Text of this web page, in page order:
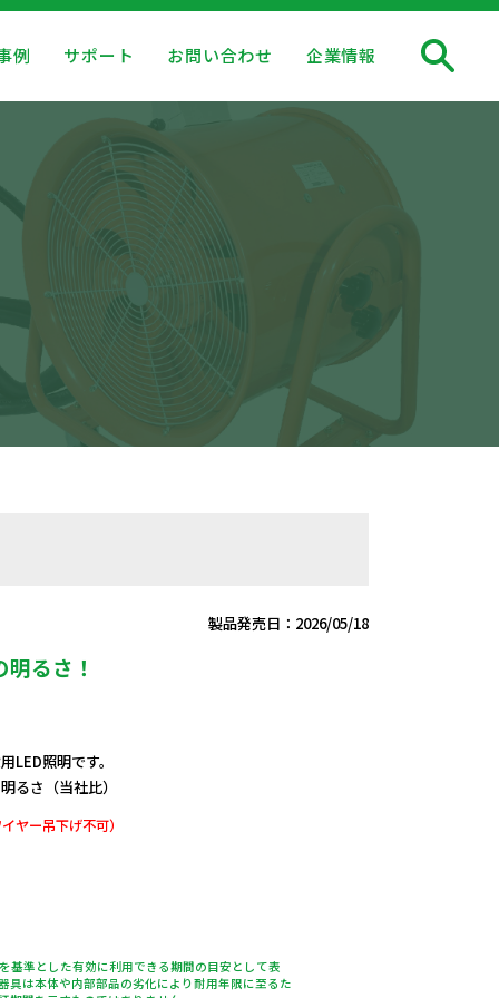
例 サポート お問い合わせ 企業情報
製品発売日：2026/05/18
るさ！
LED照明です。
るさ（当社比）
ヤー吊下げ不可）
基準とした有効に利用できる期間の目安として表
具は本体や内部部品の劣化により耐用年限に至るた